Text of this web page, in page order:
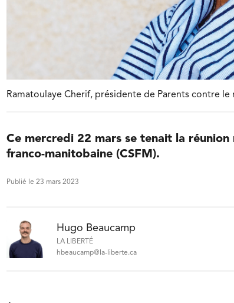
Ramatoulaye Cherif, présidente de Parents contre
Ce mercredi 22 mars se tenait la réunion
franco-manitobaine (CSFM).
Publié le 23 mars 2023
Hugo Beaucamp
LA LIBERTÉ
hbeaucamp@la-liberte.ca